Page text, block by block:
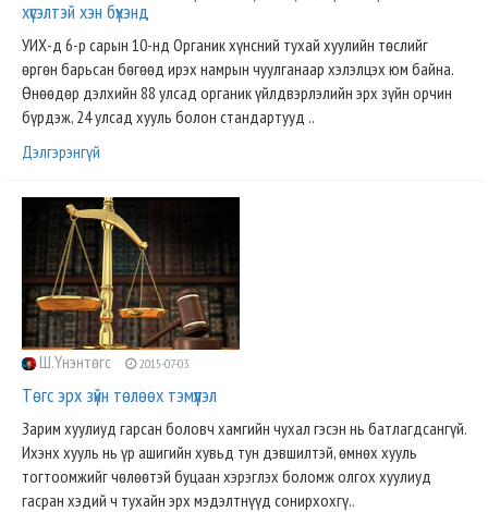
хүсэлтэй хэн бүхэнд
УИХ-д 6-р сарын 10-нд Органик хүнсний тухай хуулийн төслийг
өргөн барьсан бөгөөд ирэх намрын чуулганаар хэлэлцэх юм байна.
Өнөөдөр дэлхийн 88 улсад органик үйлдвэрлэлийн эрх зүйн орчин
бүрдэж, 24 улсад хууль болон стандартууд ..
Дэлгэрэнгүй
Ш.Үнэнтөгс 2015-07-03
Төгс эрх зүйн төлөөх тэмүүлэл
Зарим хуулиуд гарсан боловч хамгийн чухал гэсэн нь батлагдсангүй.
Ихэнх хууль нь үр ашигийн хувьд тун дэвшилтэй, өмнөх хууль
тогтоомжийг чөлөөтэй буцаан хэрэглэх боломж олгох хуулиуд
гасран хэдий ч тухайн эрх мэдэлтнүүд сонирхохгү..